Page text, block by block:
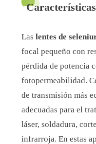
Características
Laslentes de
focal pequeño con
pérdida de potencia
fotopermeabilidad.
de transmisión más
adecuadas para el
láser, soldadura,
infrarroja. En estas